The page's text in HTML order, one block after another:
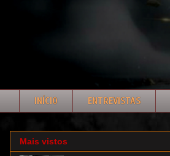
INÍCIO ENTREVISTAS
Mais vistos